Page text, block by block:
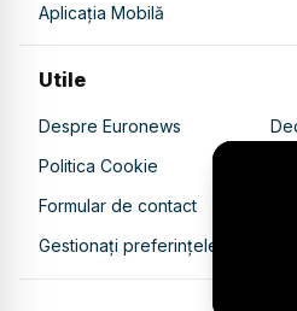
Aplicația Mobilă
Utile
Despre Euronews
Politica Cookie
Formular de contact
Gestionați preferințele